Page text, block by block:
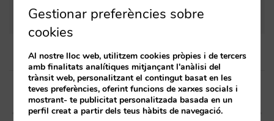
a Mirai
Post
navigation
Article anterior
(ESP) Pick up y cancelaciones
Article següent
(ESP) Pick up y cancelaciones
Gestionar preferències sobre
cookies
Al nostre lloc web, utilitzem cookies pròpies i de tercers
amb finalitats analítiques mitjançant l'anàlisi del
trànsit web, personalitzant el contingut basat en les
teves preferències, oferint funcions de xarxes socials i
mostrant- te publicitat personalitzada basada en un
perfil creat a partir dels teus hàbits de navegació.